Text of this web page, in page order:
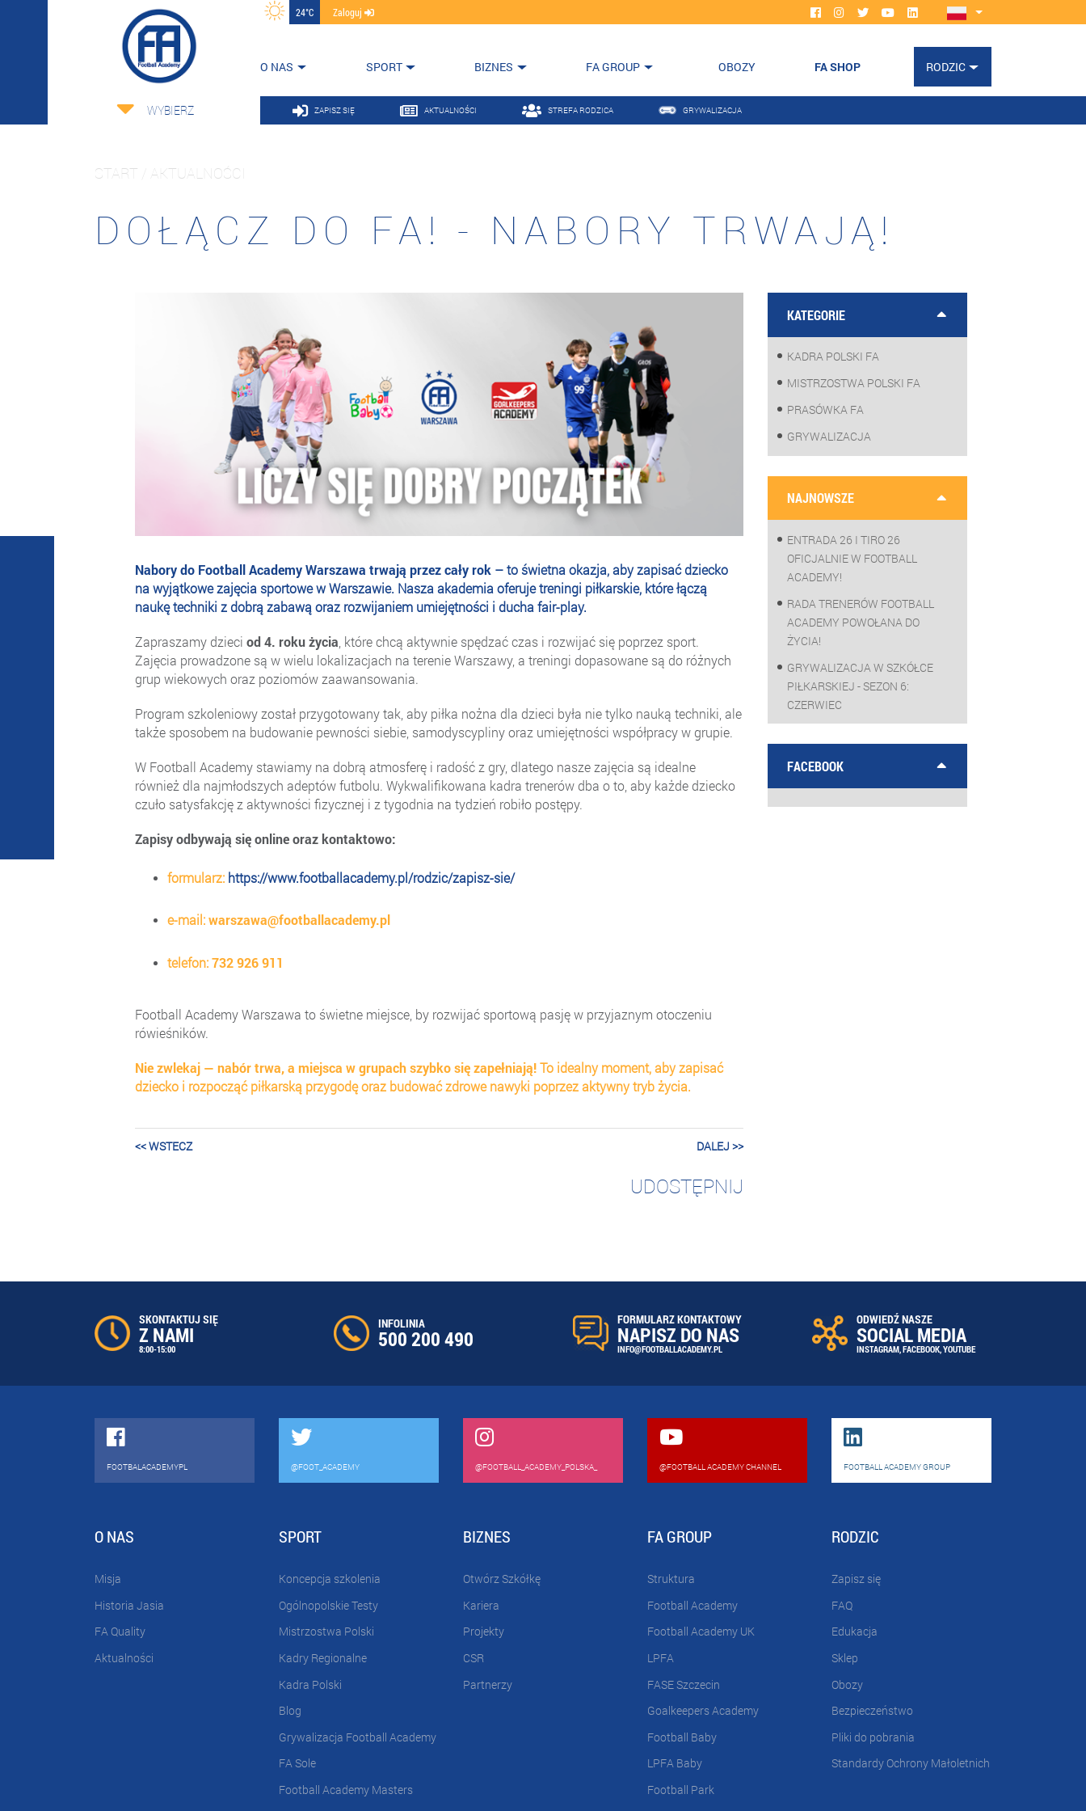
24°C Zaloguj
O NAS SPORT BIZNES FA GROUP OBOZY FA SHOP RODZIC
WYBIERZ ZAPISZ SIĘ AKTUALNOŚCI STREFA RODZICA GRYWALIZACJA
START / AKTUALNOŚCI
DOŁĄCZ DO FA! - NABORY TRWAJĄ!
Nabory do Football Academy Warszawa trwają przez cały rok – to świetna okazja, aby zapisać dziecko
na wyjątkowe zajęcia sportowe w Warszawie. Nasza akademia oferuje treningi piłkarskie, które łączą
naukę techniki z dobrą zabawą oraz rozwijaniem umiejętności i ducha fair-play.
Zapraszamy dzieci od 4. roku życia , które chcą aktywnie spędzać czas i rozwijać się poprzez sport.
Zajęcia prowadzone są w wielu lokalizacjach na terenie Warszawy, a treningi dopasowane są do różnych
grup wiekowych oraz poziomów zaawansowania.
Program szkoleniowy został przygotowany tak, aby piłka nożna dla dzieci była nie tylko nauką techniki, ale
także sposobem na budowanie pewności siebie, samodyscypliny oraz umiejętności współpracy w grupie.
W Football Academy stawiamy na dobrą atmosferę i radość z gry, dlatego nasze zajęcia są idealne
również dla najmłodszych adeptów futbolu. Wykwalifikowana kadra trenerów dba o to, aby każde dziecko
czuło satysfakcję z aktywności fizycznej i z tygodnia na tydzień robiło postępy.
Zapisy odbywają się online oraz kontaktowo:
formularz: https://www.footballacademy.pl/rodzic/zapisz-sie/
e-mail:warszawa@footballacademy.pl
telefon:732 926 911
Football Academy Warszawa to świetne miejsce, by rozwijać sportową pasję w przyjaznym otoczeniu
rówieśników.
Nie zwlekaj — nabór trwa, a miejsca w grupach szybko się zapełniają!To idealny moment, aby zapisać
dziecko i rozpocząć piłkarską przygodę oraz budować zdrowe nawyki poprzez aktywny tryb życia.
<< WSTECZ DALEJ >>
UDOSTĘPNIJ
KATEGORIE
KADRA POLSKI FA
MISTRZOSTWA POLSKI FA
PRASÓWKA FA
GRYWALIZACJA
NAJNOWSZE
ENTRADA 26 I TIRO 26
OFICJALNIE W FOOTBALL
ACADEMY!
RADA TRENERÓW FOOTBALL
ACADEMY POWOŁANA DO
ŻYCIA!
GRYWALIZACJA W SZKÓŁCE
PIŁKARSKIEJ - SEZON 6:
CZERWIEC
FACEBOOK
SKONTAKTUJ SIĘ
Z NAMI
8:00-15:00
INFOLINIA
500 200 490
FORMULARZ KONTAKTOWY
NAPISZ DO NAS
INFO@FOOTBALLACADEMY.PL
ODWIEDŹ NASZE
SOCIAL MEDIA
INSTAGRAM,FACEBOOK,YOUTUBE
FOOTBALACADEMYPL @FOOT_ACADEMY @FOOTBALL_ACADEMY_POLSKA_ @FOOTBALL ACADEMY CHANNEL FOOTBALL ACADEMY GROUP
O NAS
Misja
Historia Jasia
FA Quality
Aktualności
SPORT
Koncepcja szkolenia
Ogólnopolskie Testy
Mistrzostwa Polski
Kadry Regionalne
Kadra Polski
Blog
Grywalizacja Football Academy
FA Sole
Football Academy Masters
BIZNES
Otwórz Szkółkę
Kariera
Projekty
CSR
Partnerzy
FA GROUP
Struktura
Football Academy
Football Academy UK
LPFA
FASE Szczecin
Goalkeepers Academy
Football Baby
LPFA Baby
Football Park
RODZIC
Zapisz się
FAQ
Edukacja
Sklep
Obozy
Bezpieczeństwo
Pliki do pobrania
Standardy Ochrony Małoletnich